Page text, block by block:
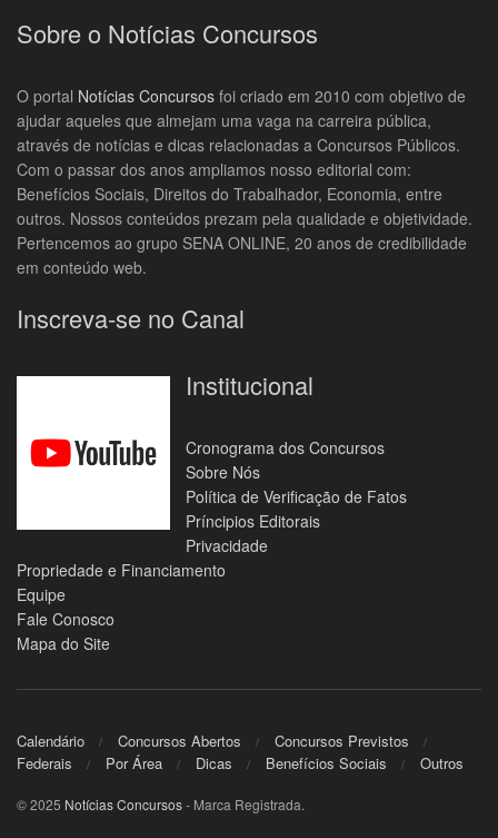
Sobre o Notícias Concursos
O portal Notícias Concursos foi criado em 2010 com objetivo de
ajudar aqueles que almejam uma vaga na carreira pública,
através de notícias e dicas relacionadas a Concursos Públicos.
Com o passar dos anos ampliamos nosso editorial com:
Benefícios Sociais, Direitos do Trabalhador, Economia, entre
outros. Nossos conteúdos prezam pela qualidade e objetividade.
Pertencemos ao grupo SENA ONLINE, 20 anos de credibilidade
em conteúdo web.
Inscreva-se no Canal
Institucional
Cronograma dos Concursos
Sobre Nós
Política de Verificação de Fatos
Príncipios Editorais
Privacidade
Propriedade e Financiamento
Equipe
Fale Conosco
Mapa do Site
Calendário Concursos Abertos
Concursos Previstos
Federais
Por Área Dicas Benefícios Sociais Outros
© 2025 Notícias Concursos- Marca Registrada.